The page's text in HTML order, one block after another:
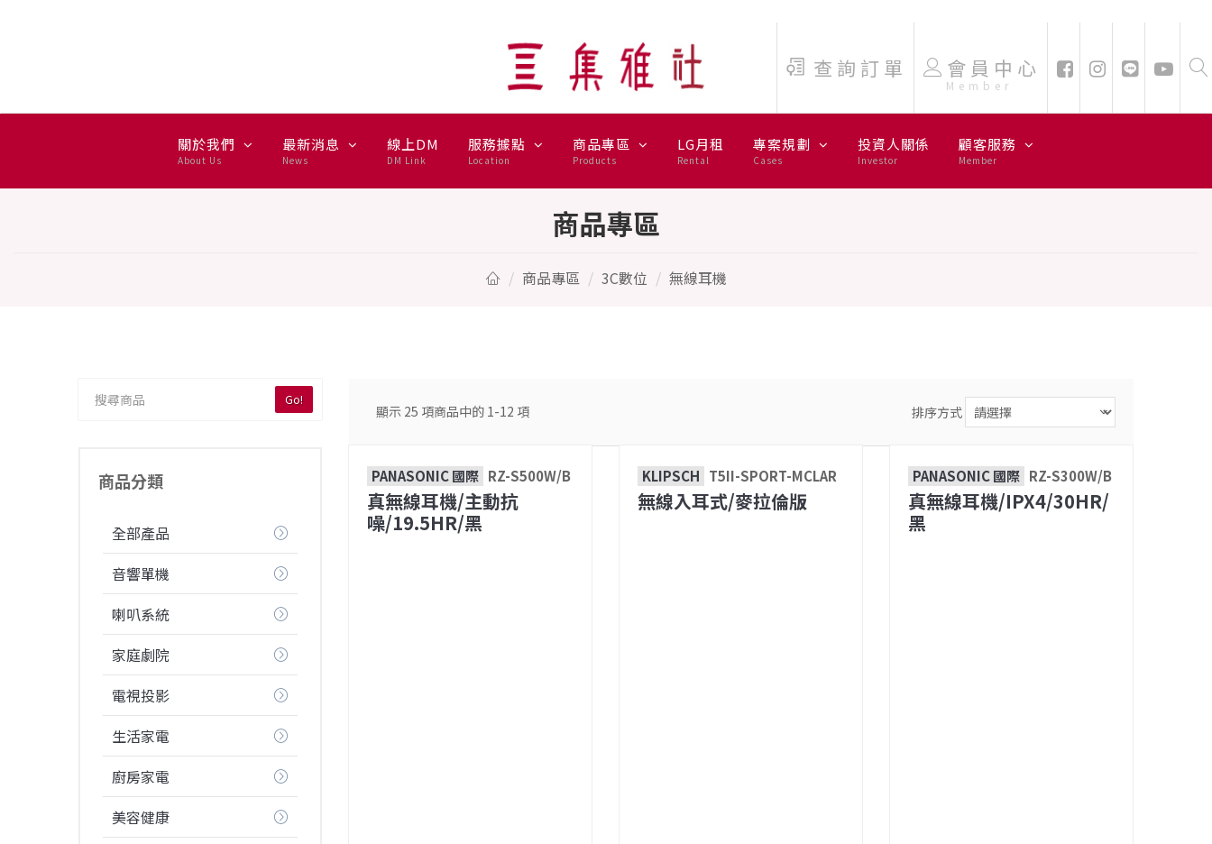
查詢訂單 會員中心
Member
關於我們
About Us
最新消息
News
線上DM
DM Link
服務據點
Location
商品專區
Products
LG月租
Rental
專案規劃
Cases
投資人關係
Investor
顧客服務
Member
商品專區
商品專區 3C數位 無線耳機
Go!
商品分類
全部產品
音響單機
喇叭系統
家庭劇院
電視投影
生活家電
廚房家電
美容健康
顯示 25 項商品中的 1-12 項 排序方式
PANASONIC 國際 RZ-S500W/B
真無線耳機/主動抗
噪/19.5HR/黑
KLIPSCH T5II-SPORT-MCLAR
無線入耳式/麥拉倫版
PANASONIC 國際 RZ-S300W/B
真無線耳機/IPX4/30HR/
黑